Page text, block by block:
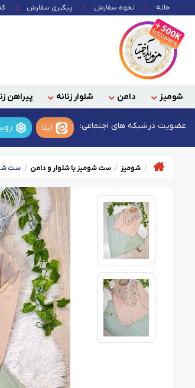
خانه نحوه سفارش پیگیری سفارش
شومیز دامن شلوار زنانه پیراهن
عضویت درشبکه های اجتماعی: ایتا
شومیز ست شومیز با شلوار و دامن ست